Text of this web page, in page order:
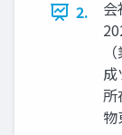
2.
所
物